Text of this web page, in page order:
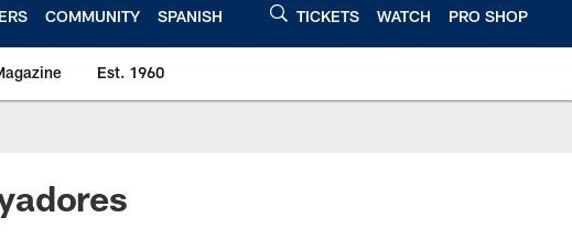
COMMUNITY SPANISH TICKETS WATCH PRO SHOP
Est. 1960